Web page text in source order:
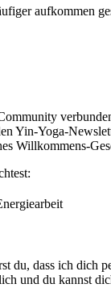
aufkommen
Yin-Yoga-
Willkommens-
du, dass ich dich
und du kannst